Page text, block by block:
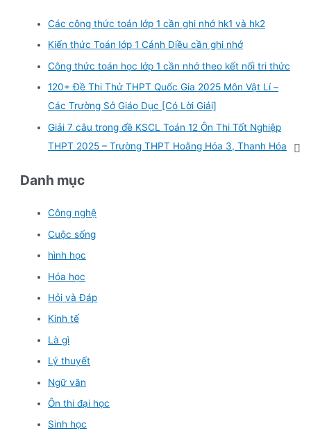
Các công thức toán lớp 1 cần ghi nhớ hk1 và hk2
Kiến thức Toán lớp 1 Cánh Diều cần ghi nhớ
Công thức toán học lớp 1 cần nhớ theo kết nối tri thức
120+ Đề Thi Thử THPT Quốc Gia 2025 Môn Vật Lí –
Các Trường Sở Giáo Dục [Có Lời Giải]
Giải 7 câu trong đề KSCL Toán 12 Ôn Thi Tốt Nghiệp
THPT 2025 – Trường THPT Hoằng Hóa 3, Thanh Hóa
Danh mục
Công nghệ
Cuộc sống
hình học
Hóa học
Hỏi và Đáp
Kinh tế
Là gì
Lý thuyết
Ngữ văn
Ôn thi đại học
Sinh học